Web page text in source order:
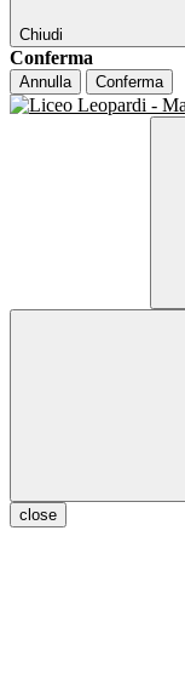
Chiudi
Conferma
Annulla Conferma
close